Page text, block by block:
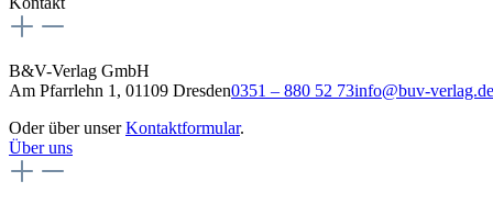
B&V-Verlag GmbH
Am Pfarrlehn 1, 01109 Dresden0351 – 880 52 73info@buv-verlag.de
Oder über unserKontaktformular.
Über uns